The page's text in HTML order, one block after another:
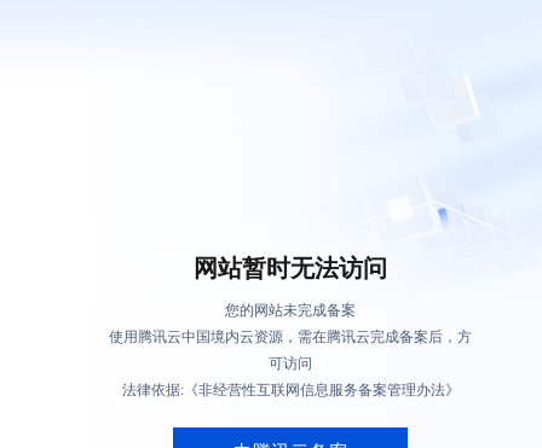
网站暂时无法访问
您的网站未完成备案
使用腾讯云中国境内云资源，需在腾讯云完成备案后，方
可访问
法律依据:《非经营性互联网信息服务备案管理办法》